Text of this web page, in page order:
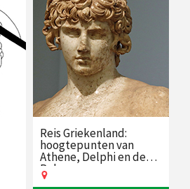
€ 145.00
vanaf 19
jan.
/ Op locatie of online
Reis Griekenland:
hoogtepunten van
Athene, Delphi en de
Peloponnesos